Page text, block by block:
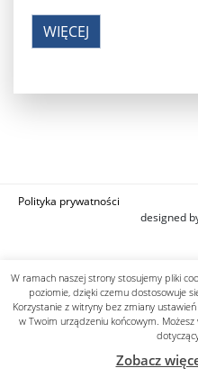
WIĘCEJ
Polityka prywatności
designed
W ramach naszej strony stosujemy pliki
poziomie, dzięki czemu dostosowuje
Korzystanie z witryny bez zmiany
w Twoim urządzeniu końcowym.
Zobacz